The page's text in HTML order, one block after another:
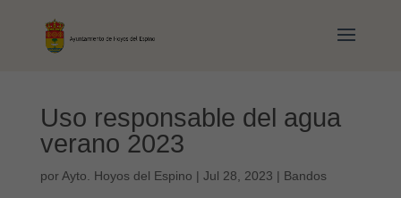
Uso responsable del agua
verano 2023
porAyto. Hoyos del Espino | Jul 28, 2023 | Bandos